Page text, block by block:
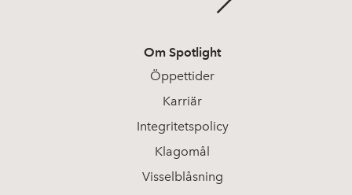
Om Spotlight
Öppettider
Karriär
Integritetspolicy
Klagomål
Visselblåsning